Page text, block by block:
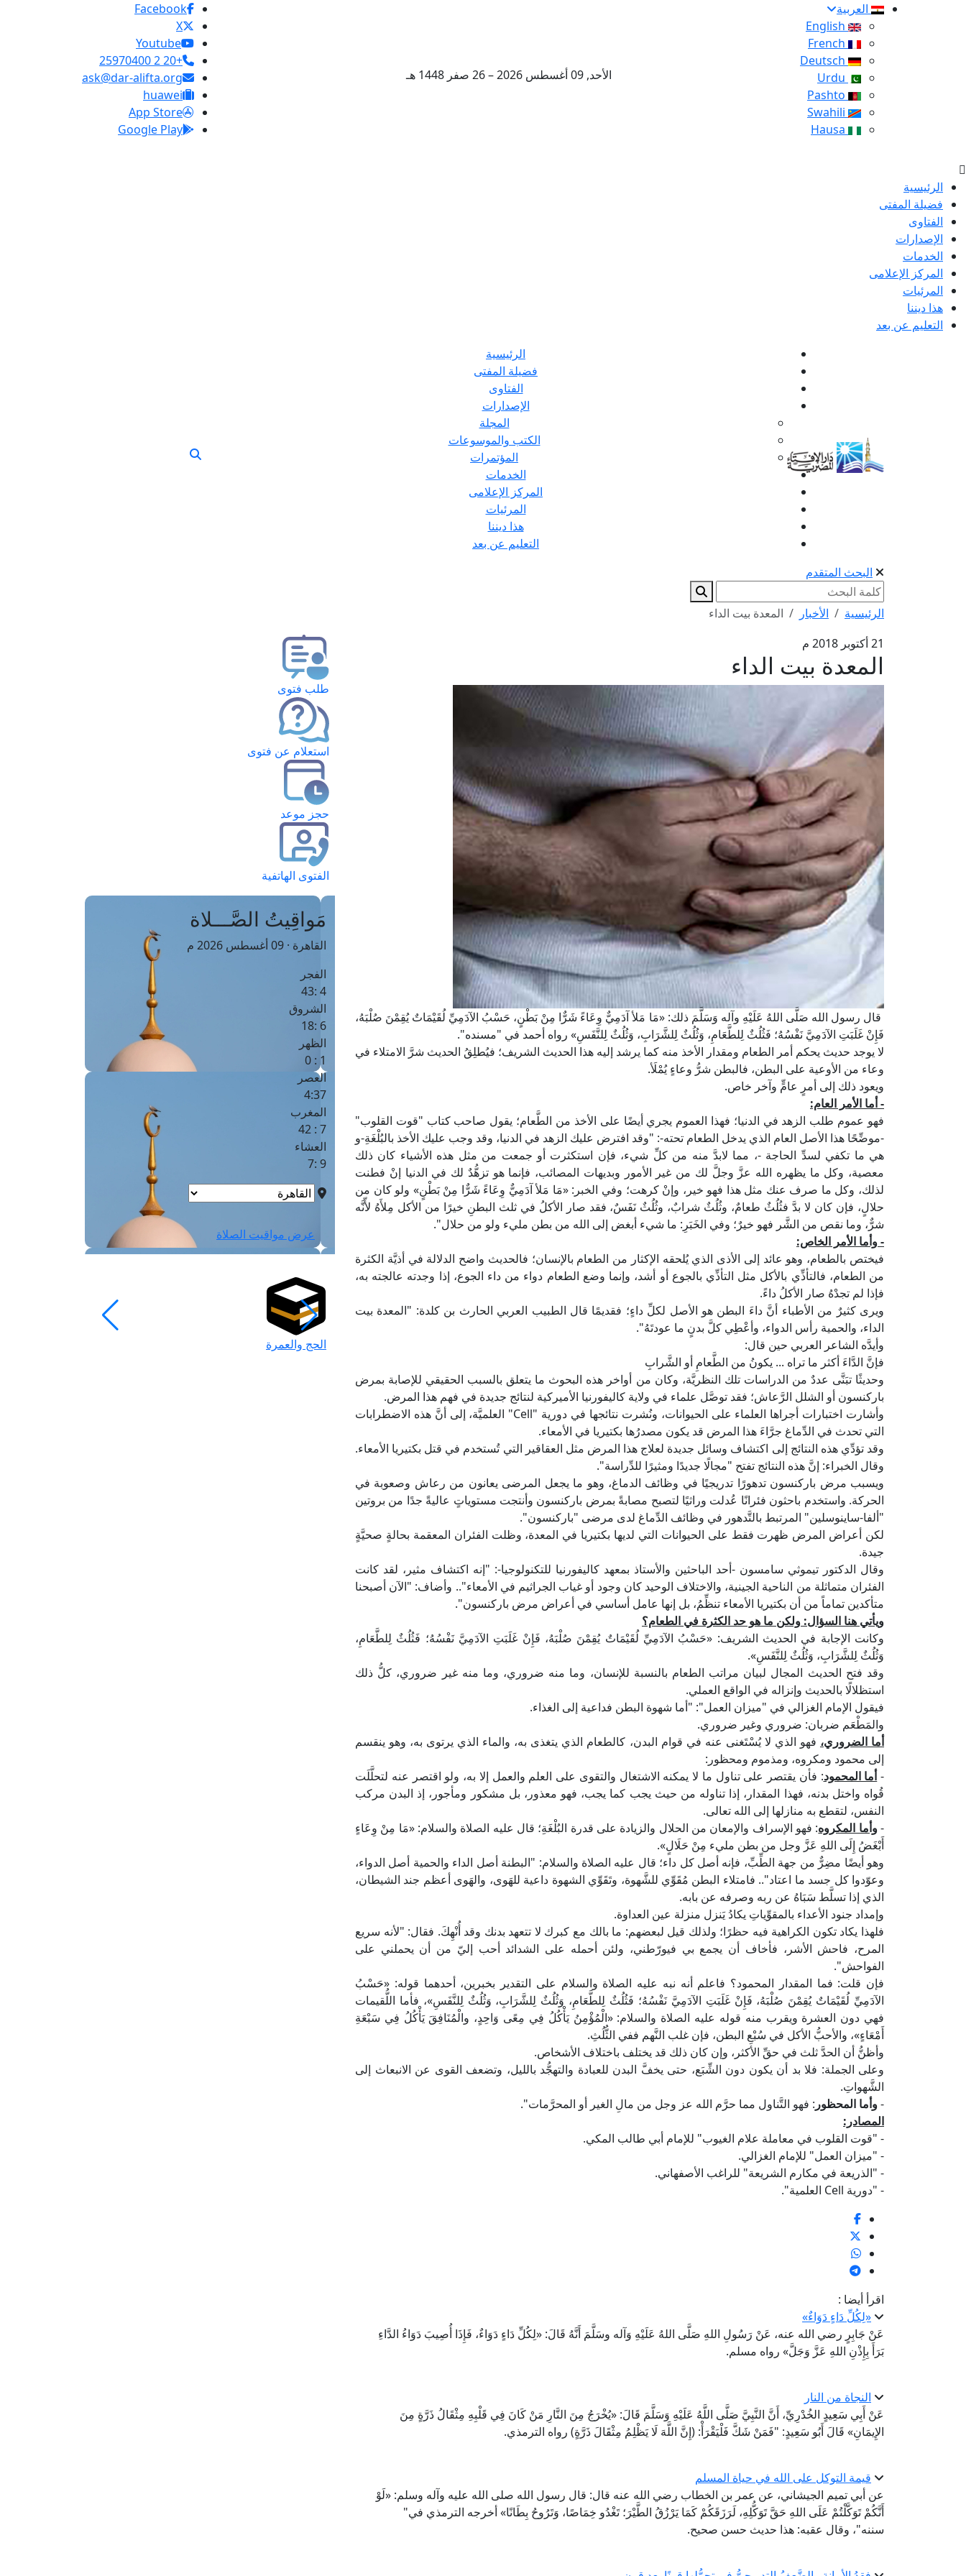
العربية
الأحد, 09 أغسطس 2026 – 26 صفر 1448 هـ
Facebook
X
Youtube
+20 2 25970400
ask@dar-alifta.org
huawei
App Store
Google Play
الرئيسية
فضيلة المفتى
الفتاوى
الإصدارات
الخدمات
المركز الإعلامى
المرئيات
هذا ديننا
التعليم عن بعد
الرئيسية
فضيلة المفتى
الفتاوى
الإصدارات
المجلة
الكتب والموسوعات
المؤتمرات
الخدمات
المركز الإعلامى
المرئيات
هذا ديننا
التعليم عن بعد
البحث المتقدم
الرئيسية الأخبار
المعدة بيت الداء
21 أكتوبر 2018 م
المعدة بيت الداء
قال رسول الله صَلَّى اللهُ عَلَيْهِ وآله وَسَلَّمَ ذلك: «مَا مَلأ آدَمِيٌّ وِعَاءً شَرٌّا مِنْ بَطْنٍ، حَسْبُ الآدَمِيِّ لُقَيْمَاتٌ يُقِمْنَ صُلْبَهُ،
فَإِنْ غَلَبَتِ الآدَمِيَّ نَفْسُهُ؛ فَثُلُثٌ لِلطَّعَامِ، وَثُلُثٌ لِلشَّرَابِ، وَثُلُثٌ لِلنَّفَسِ» رواه أحمد في "مسنده".
لا يوجد حديث يحكم أمر الطعام ومقدار الأخذ منه كما يرشد إليه هذا الحديث الشريف؛ فيُطلِقُ الحديث شرَّ الامتلاء في
وعاء من الأوعية على البطن، فالبطن شرُّ وعاءٍ يُمْلَأ.
ويعود ذلك إلى أمرٍ عامٍّ وآخر خاص.
- أما الأمر العام:
فهو عموم طلب الزهد في الدنيا؛ فهذا العموم يجري أيضًا على الأخذ من الطَّعام؛ يقول صاحب كتاب "قوت القلوب"
-موضِّحًا هذا الأصل العام الذي يدخل الطعام تحته-: "وقد افترض عليك الزهد في الدنيا، وقد وجب عليك الأخذ بالبُلْغَةِ-و
هي ما تكفي لسدِّ الحاجة -، مما لابدَّ منه من كلِّ شيء، فإن استكثرت أو جمعت من مثل هذه الأشياء كان ذلك
معصية، وكل ما يظهره الله عزَّ وجلَّ لك من غير الأمور وبديهات المصائب، فإنما هو تزهُّدٌ لك في الدنيا إنْ فطنت
لذلك، وكل ما صرف عنك مثل هذا فهو خير، وإنْ كرهت؛ وفي الخبر: «مَا مَلأ آدَمِيٌّ وِعَاءً شَرٌّا مِنْ بَطْنٍ» ولو كان من
حلالٍ، فإن كان لا بدَّ فثُلُثٌ طعامٌ، وثُلُثٌ شرابٌ، وثُلُثٌ نَفَسٌ، فقد صار الأكلُ في ثلث البطنِ خيرًا من الأكل مِلأَهُ لأّنَّه
شرٌّ، وما نقص من الشَّر فهو خيرٌ؛ وفي الخَبَرِ: ما شيء أبغض إلى الله من بطن مليء ولو من حلال".
- وأما الأمر الخاص:
فيختص بالطعام، وهو عائد إلى الأذى الذي يُلحقه الإكثار من الطعام بالإنسان؛ فالحديث واضح الدلالة في أذيَّة الكثرة
من الطعام، فالتأذِّي بالأكل مثل التأذِّي بالجوع أو أشد، وإنما وضع الطعام دواء من داء الجوع، إذا وجدته عالجته به،
فإذا لم تجدْهُ صار الأكلُ داءً.
ويرى كثيرٌ من الأطباء أنَّ داءَ البطن هو الأصل لكلِّ داءٍ؛ فقديمًا قال الطبيب العربي الحارث بن كلدة: "المعدة بيت
الداء، والحمية رأس الدواء، وأعْطِي كلَّ بدنٍ ما عودتَهُ".
وأيدَّه الشاعر العربي حين قال:
فإنَّ الدَّاءَ أكثر ما تراه ... يكونُ من الطَّعامِ أو الشَّرابِ
وحديثًا تبَنَّى عددٌ من الدراسات تلك النظريَّة، وكان من أواخر هذه البحوث ما يتعلق بالسبب الحقيقي للإصابة بمرض
باركنسون أو الشلل الرَّعاش؛ فقد توصَّل علماء في ولاية كاليفورنيا الأميركية لنتائج جديدة في فهم هذا المرض.
وأشارت اختبارات أجراها العلماء على الحيوانات، ونُشرت نتائجها في دورية "Cell" العلميَّة، إلى أنَّ هذه الاضطرابات
التي تحدث في الدِّماغ جرَّاءَ هذا المرض قد يكون مصدرُها بكتيريا في الأمعاء.
وقد تؤدِّي هذه النتائج إلى اكتشاف وسائل جديدة لعلاج هذا المرض مثل العقاقير التي تُستخدم في قتل بكتيريا الأمعاء.
وقال الخبراء: إنَّ هذه النتائج تفتح "مجالًا جديدًا ومثيرًا للدِّراسة".
ويسبب مرض باركنسون تدهورًا تدريجيًا في وظائف الدماغ، وهو ما يجعل المرضى يعانون من رعاش وصعوبة في
الحركة. واستخدم باحثون فئرانًا عُدلت وراثيًا لتصبح مصابةً بمرض باركنسون وأنتجت مستوياتٍ عاليةً جدًا من بروتين
"ألفا-ساينوسلين" المرتبط بالتَّدهور في وظائف الدِّماغ لدى مرضى "باركنسون".
لكن أعراض المرض ظهرت فقط على الحيوانات التي لديها بكتيريا في المعدة، وظلت الفئران المعقمة بحالةٍ صحيَّةٍ
جيدة.
وقال الدكتور تيموثي سامسون -أحد الباحثين والأستاذ بمعهد كاليفورنيا للتكنولوجيا-: "إنه اكتشاف مثير، لقد كانت
الفئران متماثلة من الناحية الجينية، والاختلاف الوحيد كان وجود أو غياب الجراثيم في الأمعاء".. وأضاف: "الآن أصبحنا
متأكدين تماماً من أن بكتيريا الأمعاء تنظِّمُ، بل إنها عامل أساسي في أعراض مرض باركنسون".
ويأتي هنا السؤال: ولكن ما هو حد الكثرة في الطعام؟
وكانت الإجابة في الحديث الشريف: «حَسْبُ الآدَمِيِّ لُقَيْمَاتٌ يُقِمْنَ صُلْبَهُ، فَإِنْ غَلَبَتِ الآدَمِيَّ نَفْسُهُ؛ فَثُلُثٌ لِلطَّعَامِ،
وَثُلُثٌ لِلشَّرَابِ، وَثُلُثٌ لِلنَّفَسِ».
وقد فتح الحديث المجال لبيان مراتب الطعام بالنسبة للإنسان، وما منه ضروري، وما منه غير ضروري، كلُّ ذلك
استظلالًا بالحديث وإنزاله في الواقع العملي.
فيقول الإمام الغزالي في "ميزان العمل": "أما شهوة البطن فداعية إلى الغذاء.
والمَطْعَم ضربان: ضروري وغير ضروري.
أما الضروري، فهو الذي لا يُسْتَغنى عنه في قوام البدن، كالطعام الذي يتغذى به، والماء الذي يرتوى به، وهو ينقسم
إلى محمود ومكروه، ومذموم ومحظور:
-أما المحمود: فأن يقتصر على تناول ما لا يمكنه الاشتغال والتقوى على العلم والعمل إلا به، ولو اقتصر عنه لتحلَّلَت
قُواه واختل بدنه، فهذا المقدار، إذا تناوله من حيث يجب كما يجب، فهو معذور، بل مشكور ومأجور، إذ البدن مركب
النفس، لتقطع به منازلها إلى الله تعالى.
-وأما المكروه: فهو الإسراف والإمعان من الحلال والزيادة على قدرة البُلْغَةِ؛ قال عليه الصلاة والسلام: «مَا مِنْ وِعَاءٍ
أَبْغَضُ إِلَى اللهِ عَزَّ وجل من بطن مليء مِنْ حَلَالٍ».
وهو أيضًا مضِرٌّ من جهة الطِّبِّ، فإنه أصل كل داء؛ قال عليه الصلاة والسلام: "البطنة أصل الداء والحمية أصل الدواء،
وعوّدوا كل جسد ما اعتاد".. فامتلاء البطن مُقَوِّي للشَّهوة، وتَقَوِّي الشهوة داعية للهَوى، والهَوى أعظم جند الشيطان،
الذي إذا تسلَّط سَبَاهُ عن ربه وصرفه عن بابه.
وإمداد جنود الأعداء بالمقوِّياتِ يكادُ يَنزل منزلة عين العداوة.
فلهذا يكاد تكون الكراهية فيه حظرًا؛ ولذلك قيل لبعضهم: ما بالك مع كبرك لا تتعهد بدنك وقد أُنْهِكَ. فقال: "لأنه سريع
المرح، فاحش الأشر، فأخاف أن يجمع بي فيورّطني، ولئن أحمله على الشدائد أحب إليّ من أن يحملني على
الفواحش".
فإن قلت: فما المقدار المحمود؟ فاعلم أنه نبه عليه الصلاة والسلام على التقدير بخبرين، أحدهما قوله: «حَسْبُ
الآدَمِيِّ لُقَيْمَاتٌ يُقِمْنَ صُلْبَهُ، فَإِنْ غَلَبَتِ الآدَمِيَّ نَفْسُهُ؛ فَثُلُثٌ لِلطَّعَامِ، وَثُلُثٌ لِلشَّرَابِ، وَثُلُثٌ لِلنَّفَسِ»، فأما اللُّقيمات
فهي دون العشرة ويقرب منه قوله عليه الصلاة والسلام: «الْمُؤْمِنُ يَأْكُلُ فِي مِعًى وَاحِدٍ، والْمُنَافِقَ يَأْكُلُ فِي سَبْعَةِ
أَمْعَاءٍ»، والأحبُّ الأكل في سُبْعِ البطن، فإن غلب النَّهم ففي الثُّلُثِ.
وأظنُّ أن الحدَّ ثلث في حقِّ الأكثر، وإن كان ذلك قد يختلف باختلاف الأشخاص.
وعلى الجملة: فلا بد أن يكون دون الشِّبَع، حتى يخفَّ البدن للعبادة والتهجُّد بالليل، وتضعف القوى عن الانبعاث إلى
الشَّهواتِ.
-وأما المحظور : فهو التَّناول مما حرَّم الله عز وجل من مالِ الغير أو المحرَّمات".
المصادر:
- "قوت القلوب في معاملة علام الغيوب" للإمام أبي طالب المكي.
- "ميزان العمل" للإمام الغزالي.
- "الذريعة في مكارم الشريعة" للراغب الأصفهاني.
- "دورية Cell العلمية".
اقرأ أيضا :
«لِكُلِّ دَاءٍ دَوَاءٌ»
عَنْ جَابِرٍ رضي الله عنه، عَنْ رَسُولِ اللهِ صَلَّى اللهُ عَلَيْهِ وَآله وسَلَّمَ أَنَّهُ قَالَ: «لِكُلِّ دَاءٍ دَوَاءٌ، فَإِذَا أُصِيبَ دَوَاءُ الدَّاءِ
بَرَأَ بِإِذْنِ اللهِ عَزَّ وَجَلَّ» رواه مسلم.
النجاة من النار
عَنْ أَبِي سَعِيدٍ الخُدْرِيِّ، أَنَّ النَّبِيَّ صَلَّى اللَّهُ عَلَيْهِ وَسَلَّمَ قَالَ: «يُخْرَجُ مِنَ النَّارِ مَنْ كَانَ فِي قَلْبِهِ مِثْقَالُ ذَرَّةٍ مِنَ
الإِيمَانِ» قَالَ أَبُو سَعِيدٍ: "فَمَنْ شَكَّ فَلْيَقْرَأْ: (إِنَّ اللَّهَ لَا يَظْلِمُ مِثْقَالَ ذَرَّةٍ) رواه الترمذي.
قيمة التوكل على الله في حياة المسلم
عن أبي تميم الجيشاني، عن عمر بن الخطاب رضي الله عنه قال: قال رسول الله صلى الله عليه وآله وسلم: «لَوْ
أَنَّكُمْ تَوَكَّلْتُمْ عَلَى اللهِ حَقَّ تَوَكُّلِهِ، لَرَزَقَكُمْ كَمَا يَرْزُقُ الطَّيْرَ؛ تَغْدُو خِمَاصًا، وَتَرُوحُ بِطَانًا» أخرجه الترمذي في"
سننه"، وقال عقبه: هذا حديث حسن صحيح.
طلب فتوى
استعلام عن فتوى
حجز موعد
الفتوى الهاتفية
مَواقِيتُ الصَّـــلاة
القاهرة · 09 أغسطس 2026 م
الفجر
4 :43
الشروق
6 :18
الظهر
1 : 0
العصر
4:37
المغرب
7 : 42
العشاء
9 :7
عرض مواقيت الصلاة
الحج والعمرة